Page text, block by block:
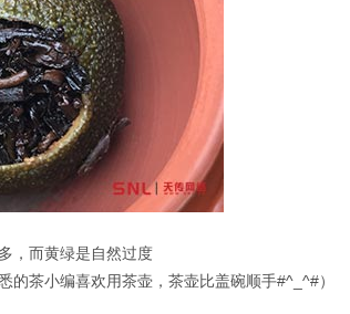
，而黄绿是自然过度
的茶小编喜欢用茶壶，茶壶比盖碗顺手#^_^#）